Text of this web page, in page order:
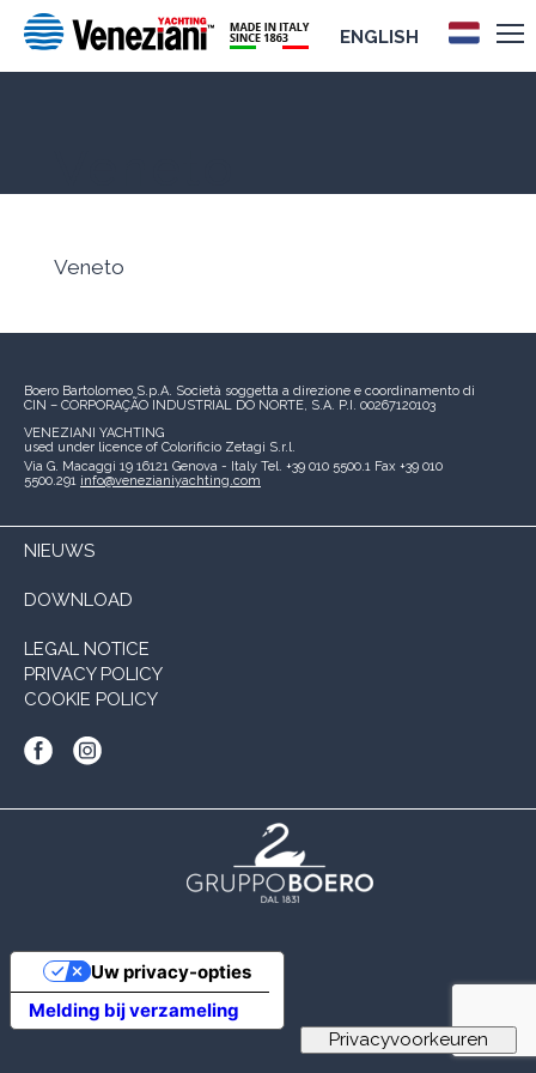
ENGLISH
Veneto
Boero Bartolomeo S.p.A. Società soggetta a direzione e coordinamento di
CIN – CORPORAÇÃO INDUSTRIAL DO NORTE, S.A. P.I. 00267120103
VENEZIANI YACHTING
used under licence of Colorificio Zetagi S.r.l.
Via G. Macaggi 19 16121 Genova - Italy Tel. +39 010 5500.1 Fax +39 010
5500.291 info@venezianiyachting.com
NIEUWS
DOWNLOAD
LEGAL NOTICE
PRIVACY POLICY
COOKIE POLICY
Melding bij verzameling
Uw privacy-opties